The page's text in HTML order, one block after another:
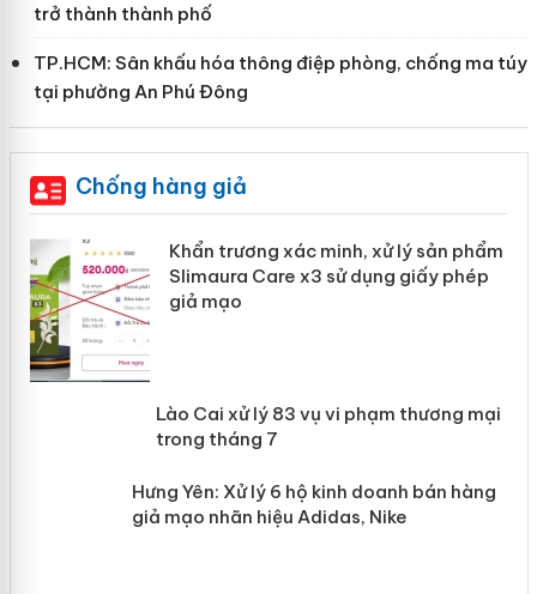
trở thành thành phố
TP.HCM: Sân khấu hóa thông điệp phòng, chống ma túy
tại phường An Phú Đông
Chống hàng giả
Khẩn trương xác minh, xử lý sản phẩm
Slimaura Care x3 sử dụng giấy phép
giả mạo
Lào Cai xử lý 83 vụ vi phạm thương
mại trong tháng 7